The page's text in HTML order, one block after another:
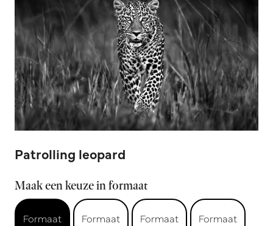
Patrolling leopard
Maak een keuze in formaat
Formaat
Formaat
Formaat
Formaat